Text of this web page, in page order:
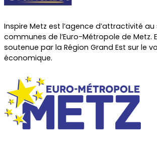
Inspire Metz est l’agence d’attractivité
communes de l’Euro-Métropole de Metz.
soutenue par la Région Grand Est sur le
économique.